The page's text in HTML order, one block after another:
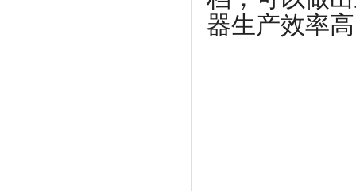
器生产效率